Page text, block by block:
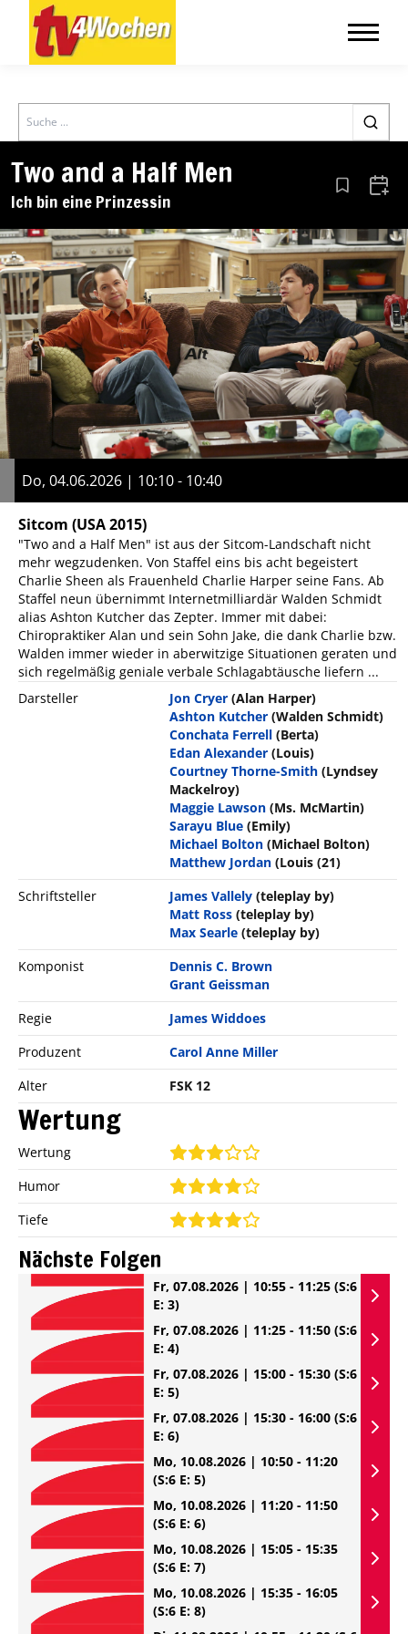
Search
Two and a Half Men
Ich bin eine Prinzessin Aus den
Do, 04.06.2026 | 10:10 - 10:40
Sitcom (USA 2015)
"Two and a Half Men" ist aus der Sitcom-Landschaft nicht
mehr wegzudenken. Von Staffel eins bis acht begeistert
Charlie Sheen als Frauenheld Charlie Harper seine Fans. Ab
Staffel neun übernimmt Internetmilliardär Walden Schmidt
alias Ashton Kutcher das Zepter. Immer mit dabei:
Chiropraktiker Alan und sein Sohn Jake, die dank Charlie bzw.
Walden immer wieder in aberwitzige Situationen geraten und
sich regelmäßig geniale verbale Schlagabtäusche liefern ...
Darsteller
Jon Cryer (Alan Harper)
Ashton Kutcher (Walden Schmidt)
Conchata Ferrell (Berta)
Edan Alexander (Louis)
Courtney Thorne-Smith (Lyndsey
Mackelroy)
Maggie Lawson (Ms. McMartin)
Sarayu Blue (Emily)
Michael Bolton (Michael Bolton)
Matthew Jordan (Louis (21)
Schriftsteller
James Vallely (teleplay by)
Matt Ross (teleplay by)
Max Searle (teleplay by)
Komponist
Dennis C. Brown
Grant Geissman
Regie
James Widdoes
Produzent
Carol Anne Miller
Alter
FSK 12
Wertung
Wertung
Humor
Tiefe
Nächste Folgen
Fr, 07.08.2026 | 10:55 - 11:25 (S:6
E: 3)
Fr, 07.08.2026 | 11:25 - 11:50 (S:6
E: 4)
Fr, 07.08.2026 | 15:00 - 15:30 (S:6
E: 5)
Fr, 07.08.2026 | 15:30 - 16:00 (S:6
E: 6)
Mo, 10.08.2026 | 10:50 - 11:20
(S:6 E: 5)
Mo, 10.08.2026 | 11:20 - 11:50
(S:6 E: 6)
Mo, 10.08.2026 | 15:05 - 15:35
(S:6 E: 7)
Mo, 10.08.2026 | 15:35 - 16:05
(S:6 E: 8)